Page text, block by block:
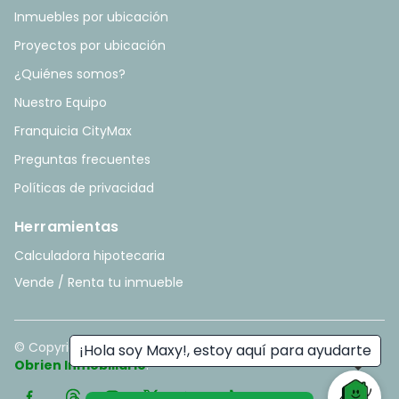
¡Hola soy Maxy!, estoy aquí para ayudarte
Inmuebles por ubicación
Proyectos por ubicación
¿Quiénes somos?
Nuestro Equipo
Franquicia CityMax
Preguntas frecuentes
Políticas de privacidad
Herramientas
Calculadora hipotecaria
Vende / Renta tu inmueble
© Copyright2026. All rights reserved. - Hecho con ❤️ por
Obrien Inmobiliario.